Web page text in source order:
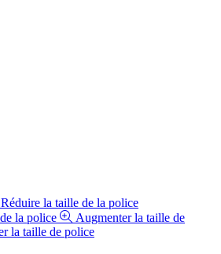
Réduire la taille de la police
Augmenter la taille de